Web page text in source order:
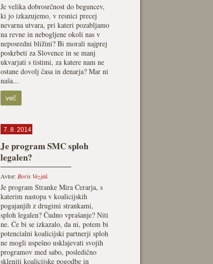
Je velika dobrosrčnost do beguncev,
ki jo izkazujemo, v resnici precej
nevarna utvara, pri kateri pozabljamo
na revne in nebogljene okoli nas v
neposredni bližini? Bi morali najprej
poskrbeti za Slovence in se manj
ukvarjati s tistimi, za katere nam ne
ostane dovolj časa in denarja? Mar ni
naša...
več
7. 8. 2014
Je program SMC sploh
legalen?
Avtor: Boris Vezjak
Je program Stranke Mira Cerarja, s
katerim nastopa v koalicijskih
pogajanjih z drugimi strankami,
sploh legalen? Čudno vprašanje? Niti
ne. Če bi se izkazalo, da ni, potem bi
potencialni koalicijski partnerji sploh
ne mogli uspešno usklajevati svojih
programov med sabo, posledično
skleniti koalicijske pogodbe in